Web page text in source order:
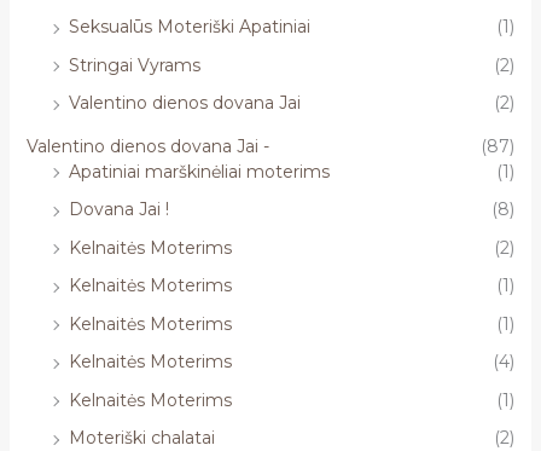
Seksualūs Moteriški Apatiniai
(1)
Stringai Vyrams
(2)
Valentino dienos dovana Jai
(2)
Valentino dienos dovana Jai -
(87)
Apatiniai marškinėliai moterims
(1)
Dovana Jai !
(8)
Kelnaitės Moterims
(2)
Kelnaitės Moterims
(1)
Kelnaitės Moterims
(1)
Kelnaitės Moterims
(4)
Kelnaitės Moterims
(1)
Moteriški chalatai
(2)